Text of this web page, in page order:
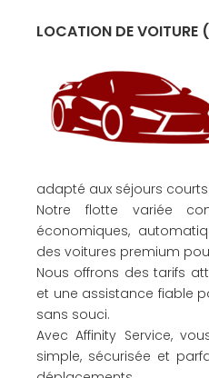
LOCATION DE VOITURE
adapté aux séjours
Notre flotte variée
économiques,
des voitures premium
Nous offrons des tarifs
et une assistance fiable
sans souci.
Avec Affinity Service,
simple, sécurisée et